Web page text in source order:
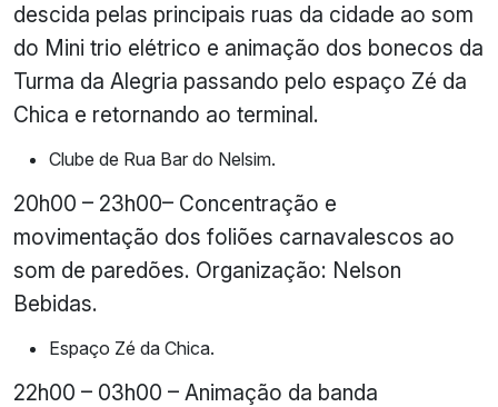
descida pelas principais ruas da cidade ao som
do Mini trio elétrico e animação dos bonecos da
Turma da Alegria passando pelo espaço Zé da
Chica e retornando ao terminal.
Clube de Rua Bar do Nelsim.
20h00 – 23h00– Concentração e
movimentação dos foliões carnavalescos ao
som de paredões. Organização: Nelson
Bebidas.
Espaço Zé da Chica.
22h00 – 03h00 – Animação da banda